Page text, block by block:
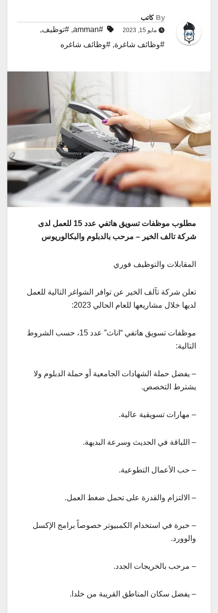
By كاتب
مايو 15, 2023 #amman
, #توظيف,
#وظائف شاغرة, #وظائف شاغره
مطلوب موظفات تسويق هاتفي عدد 15 للعمل لدى
شركة تالف الخير – مرحب بالدبلوم والبكالوريوس
المقابلات والتوظيف فوري
تعلن شركة تآلف الخير عن توافر الشواغر التالية للعمل
لديها خلال مشاريعها للعام الحالي 2023:
موظفات تسويق هاتفي “اناث” عدد 15، حسب الشروط
التالية:
– يفضل حملة الشهادات الجامعية أو حملة الدبلوم ولا
يشترط التخصص.
– مهارات تسويقية عالية.
– اللباقة في الحديث وسرعة البديهة.
– حب الأعمال التطوعية.
– الالتزام والقدرة على تحمل ضغط العمل.
– خبرة في استخدام الكمبيوتر خصوصاً برامج الإكسل
والوورد.
– مرحب بالخريجات الجدد.
– يفضل سكان المناطق القريبة من خلدا.